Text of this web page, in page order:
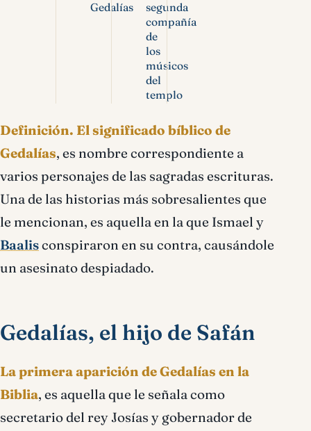
Gedalías
segunda
compañía
de
los
músicos
del
templo
Definición. El significado bíblico de
Gedalías, es nombre correspondiente a
varios personajes de las sagradas escrituras.
Una de las historias más sobresalientes que
le mencionan, es aquella en la que Ismael y
Baalisconspiraron en su contra, causándole
un asesinato despiadado.
Gedalías, el hijo de Safán
La primera aparición de Gedalías en la
Biblia, es aquella que le señala como
secretario del rey Josías y gobernador de